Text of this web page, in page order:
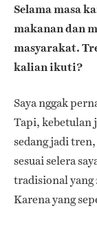
Selama masa
makanan dan
masyarakat.
kalian ikuti?
Saya nggak
Tapi, kebetulan
sedang jadi
sesuai selera
tradisional yang
Karena yang